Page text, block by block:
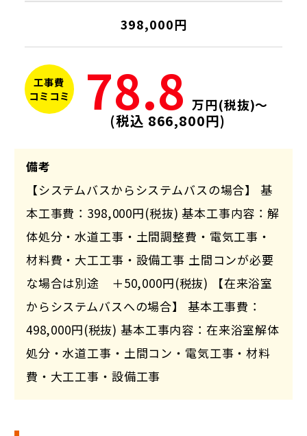
398,000円
工事費
コミコミ
78.8 万円(税抜)～
(税込 866,800円)
備考
【システムバスからシステムバスの場合】 基
本工事費：398,000円(税抜) 基本工事内容：解
体処分・水道工事・土間調整費・電気工事・
材料費・大工工事・設備工事 土間コンが必要
な場合は別途 ＋50,000円(税抜) 【在来浴室
からシステムバスへの場合】 基本工事費：
498,000円(税抜) 基本工事内容：在来浴室解体
処分・水道工事・土間コン・電気工事・材料
費・大工工事・設備工事